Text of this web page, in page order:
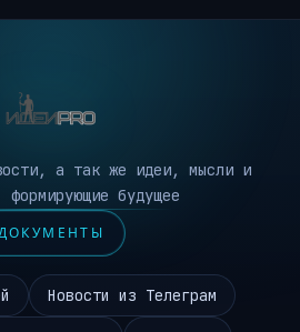
а так же идеи, мысли и
формирующие будущее
ДОКУМЕНТЫ
Новости из Телеграм